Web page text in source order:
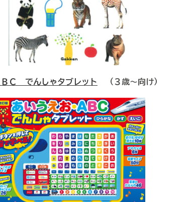
Ｃ でんしゃタブレット （３歳～向け）